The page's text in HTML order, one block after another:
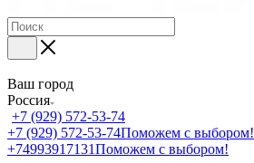
Ваш город
Россия
+7 (929) 572-53-74
+7 (929) 572-53-74Поможем с выбором!
+74993917131Поможем с выбором!